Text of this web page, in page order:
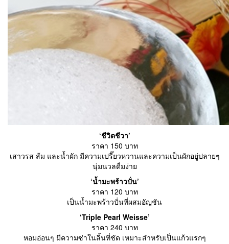
‘ชีวิตชีวา’
ราคา 150 บาท
เสาวรส ส้ม และน้ำผัก มีความเปรี๊ยวหวานและความเป็นผักอยู่ปลายๆ
นุ่มนวลดื่มง่าย
‘น้ำมะพร้าวปั่น’
ราคา 120 บาท
เป็นน้ำมะพร้าวปั่นที่ผสมอัญชัน
‘Triple Pearl Weisse’
ราคา 240 บาท
หอมอ่อนๆ มีความซ่าในลิ้นที่ชัด เหมาะสำหรับเป็นแก้วแรกๆ